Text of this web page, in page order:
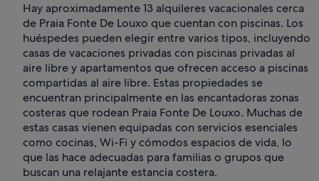
Hay aproximadamente 13 alquileres vacacionales cerca
de Praia Fonte De Louxo que cuentan con piscinas. Los
huéspedes pueden elegir entre varios tipos, incluyendo
casas de vacaciones privadas con piscinas privadas al
aire libre y apartamentos que ofrecen acceso a piscinas
compartidas al aire libre. Estas propiedades se
encuentran principalmente en las encantadoras zonas
costeras que rodean Praia Fonte De Louxo. Muchas de
estas casas vienen equipadas con servicios esenciales
como cocinas, Wi-Fi y cómodos espacios de vida, lo
que las hace adecuadas para familias o grupos que
buscan una relajante estancia costera.